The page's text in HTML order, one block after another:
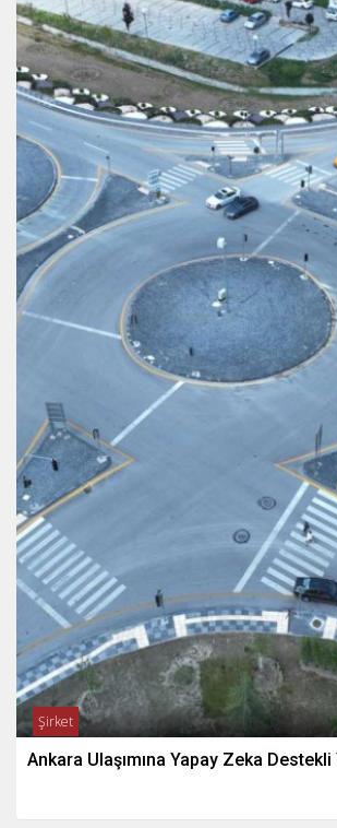
Şirket
Ankara Ulaşımına Yapay Zeka